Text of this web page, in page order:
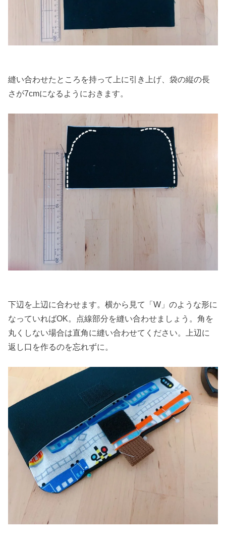
縫い合わせたところを持って上に引き上げ、袋の縦の長
さが7cmになるようにおきます。
下辺を上辺に合わせます。横から見て「W」のような形に
なっていればOK。点線部分を縫い合わせましょう。角を
丸くしない場合は直角に縫い合わせてください。上辺に
返し口を作るのを忘れずに。